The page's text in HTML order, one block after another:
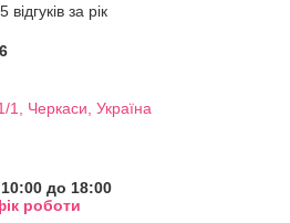
за рік
1, Черкаси, Україна
до 18:00
роботи